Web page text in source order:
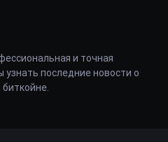
и точная
последние новости о